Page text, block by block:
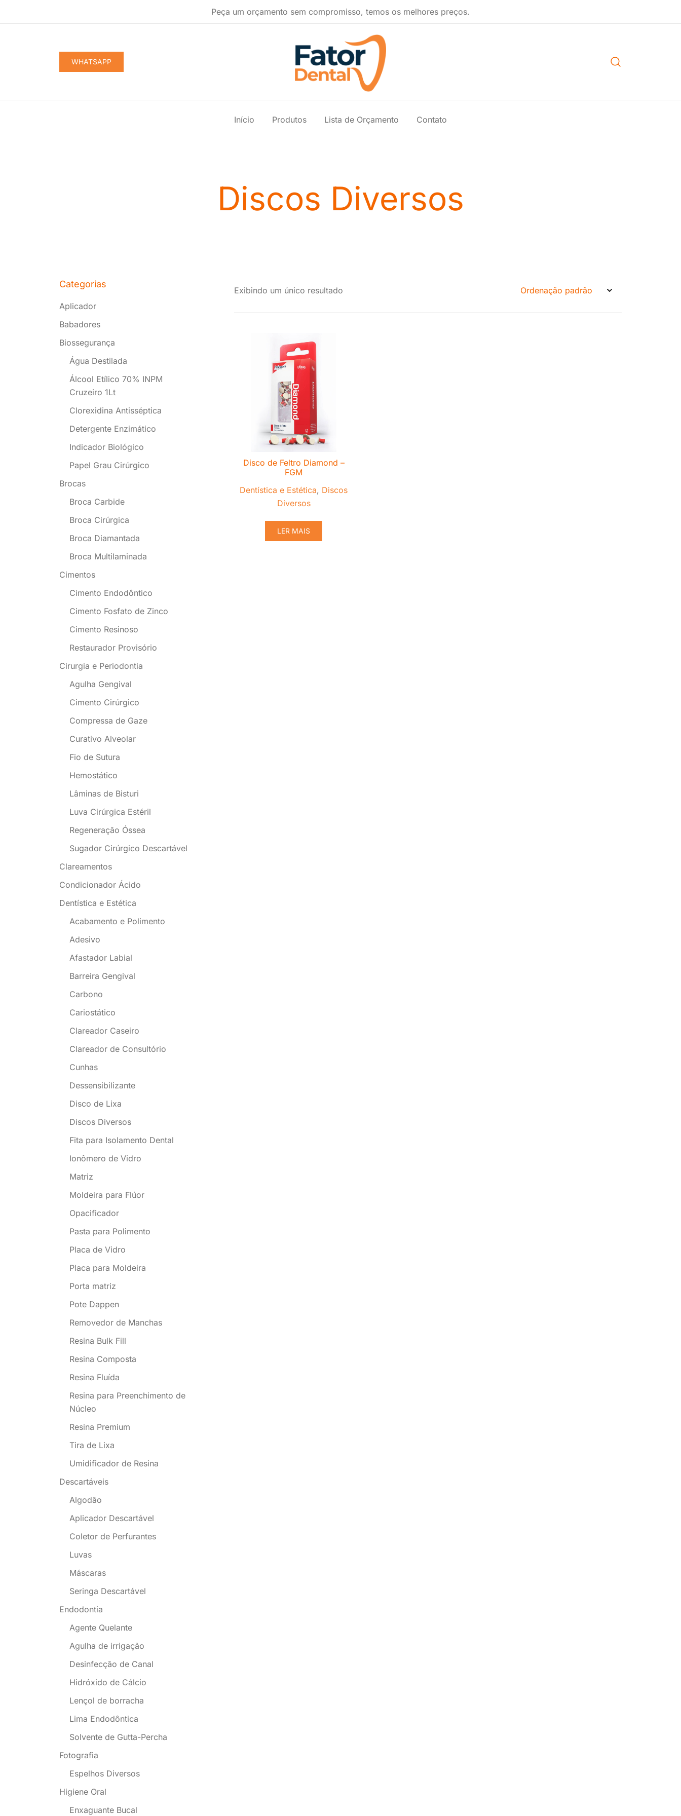
Peça um orçamento sem compromisso, temos os melhores preços.
WHATSAPP
Início
Produtos Lista de Orçamento Contato
Discos Diversos
Exibindo um único resultado
Disco de Feltro Diamond –
FGM
Dentística e Estética, Discos
Diversos
LER MAIS
Categorias
Aplicador
Babadores
Biossegurança
Água Destilada
Álcool Etílico 70% INPM
Cruzeiro 1Lt
Clorexidina Antisséptica
Detergente Enzimático
Indicador Biológico
Papel Grau Cirúrgico
Brocas
Broca Carbide
Broca Cirúrgica
Broca Diamantada
Broca Multilaminada
Cimentos
Cimento Endodôntico
Cimento Fosfato de Zinco
Cimento Resinoso
Restaurador Provisório
Cirurgia e Periodontia
Agulha Gengival
Cimento Cirúrgico
Compressa de Gaze
Curativo Alveolar
Fio de Sutura
Hemostático
Lâminas de Bisturi
Luva Cirúrgica Estéril
Regeneração Óssea
Sugador Cirúrgico Descartável
Clareamentos
Condicionador Ácido
Dentística e Estética
Acabamento e Polimento
Adesivo
Afastador Labial
Barreira Gengival
Carbono
Cariostático
Clareador Caseiro
Clareador de Consultório
Cunhas
Dessensibilizante
Disco de Lixa
Discos Diversos
Fita para Isolamento Dental
Ionômero de Vidro
Matriz
Moldeira para Flúor
Opacificador
Pasta para Polimento
Placa de Vidro
Placa para Moldeira
Porta matriz
Pote Dappen
Removedor de Manchas
Resina Bulk Fill
Resina Composta
Resina Fluída
Resina para Preenchimento de
Núcleo
Resina Premium
Tira de Lixa
Umidificador de Resina
Descartáveis
Algodão
Aplicador Descartável
Coletor de Perfurantes
Luvas
Máscaras
Seringa Descartável
Endodontia
Agente Quelante
Agulha de irrigação
Desinfecção de Canal
Hidróxido de Cálcio
Lençol de borracha
Lima Endodôntica
Solvente de Gutta-Percha
Fotografia
Espelhos Diversos
Higiene Oral
Enxaguante Bucal